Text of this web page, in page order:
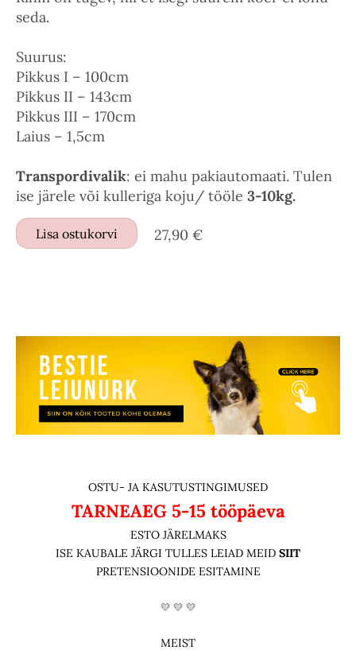
seda.
Suurus:
Pikkus I – 100cm
Pikkus II – 143cm
Pikkus III – 170cm
Laius – 1,5cm
Transpordivalik: ei mahu pakiautomaati. Tulen
ise järele või kulleriga koju/ tööle 3-10kg.
Lisa ostukorvi 27,90 €
OSTU- JA KASUTUSTINGIMUSED
TARNEAEG 5-15 tööpäeva
ESTO JÄRELMAKS
ISE KAUBALE JÄRGI TULLES LEIAD MEID SIIT
PRETENSIOONIDE ESITAMINE
💛 💛 💛
MEIST